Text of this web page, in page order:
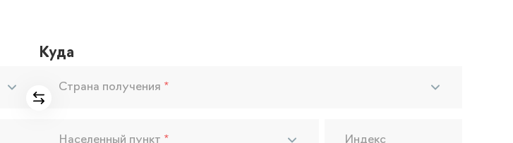
Куда
Страна получения *
Населенный пункт * Индекс